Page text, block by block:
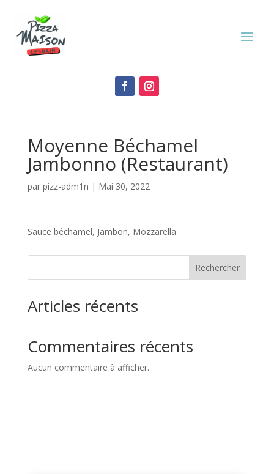
Moyenne Béchamel
Jambonno (Restaurant)
par pizz-adm1n | Mai 30, 2022
Sauce béchamel, Jambon, Mozzarella
Rechercher
Articles récents
Commentaires récents
Aucun commentaire à afficher.